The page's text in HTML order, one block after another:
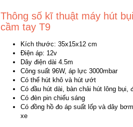
Thông số kĩ thuật máy hút
cầm tay T9
Kích thước: 35x15x12 cm
Điện áp: 12v
Dây điện dài 4.5m
Công suất 96W, áp lực 3000mbar
Có thể hút khô và hút ướt
Có đầu hút dài, bàn chải hút lông bụi,
Có đèn pin chiếu sáng
Có đồng hồ đo áp suất lốp và dây
xe